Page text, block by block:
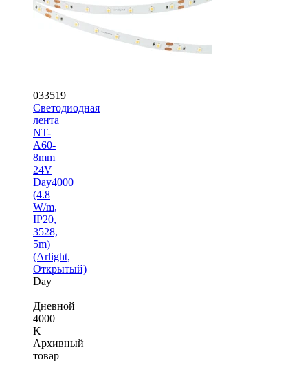
033519
Светодиодная
лента
NT-
A60-
8mm
24V
Day4000
(4.8
W/m,
IP20,
3528,
5m)
(Arlight,
Открытый)
Day
|
Дневной
4000
K
Архивный
товар